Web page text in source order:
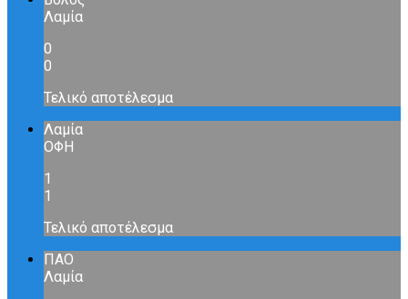
Λαμία
0
0
Τελικό αποτέλεσμα
Λαμία
ΟΦΗ
1
1
Τελικό αποτέλεσμα
ΠΑΟ
Λαμία